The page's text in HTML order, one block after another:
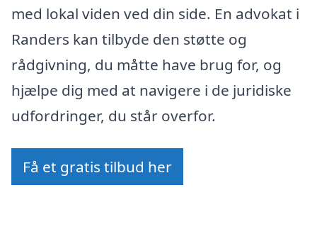
med lokal viden ved din side. En advokat i
Randers kan tilbyde den støtte og
rådgivning, du måtte have brug for, og
hjælpe dig med at navigere i de juridiske
udfordringer, du står overfor.
Få et gratis tilbud her